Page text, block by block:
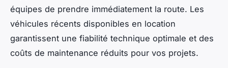
équipes de prendre immédiatement la route. Les
véhicules récents disponibles en location
garantissent une fiabilité technique optimale et des
coûts de maintenance réduits pour vos projets.